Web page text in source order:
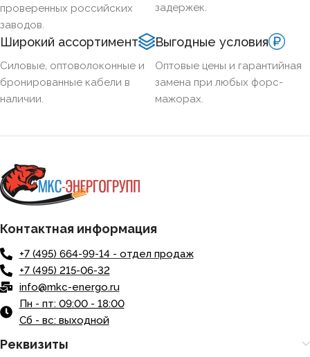
ОГНЕСТОЙКИЙ
НАЛИЧИЕ ЭКРАНА
БРОНИРОВАННЫЙ
проверенных российских
заводов.
задержек.
Широкий ассортимент
Силовые, оптоволоконные и
бронированные кабели в
наличии.
Выгодные условия
Оптовые цены и гарантийная
замена при любых форс-
мажорах.
Контактная информация
+7 (495) 664-99-14 - отдел продаж
+7 (495) 215-06-32
info@mkc-energo.ru
Пн - пт: 09:00 - 18:00
Сб - вс: выходной
Реквизиты